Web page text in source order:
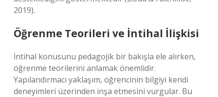
2019).
Öğrenme Teorileri ve İntihal İlişkisi
İntihal konusunu pedagojik bir bakışla ele alırken,
öğrenme teorilerini anlamak önemlidir.
Yapılandırmacı yaklaşım, öğrencinin bilgiyi kendi
deneyimleri üzerinden inşa etmesini vurgular. Bu